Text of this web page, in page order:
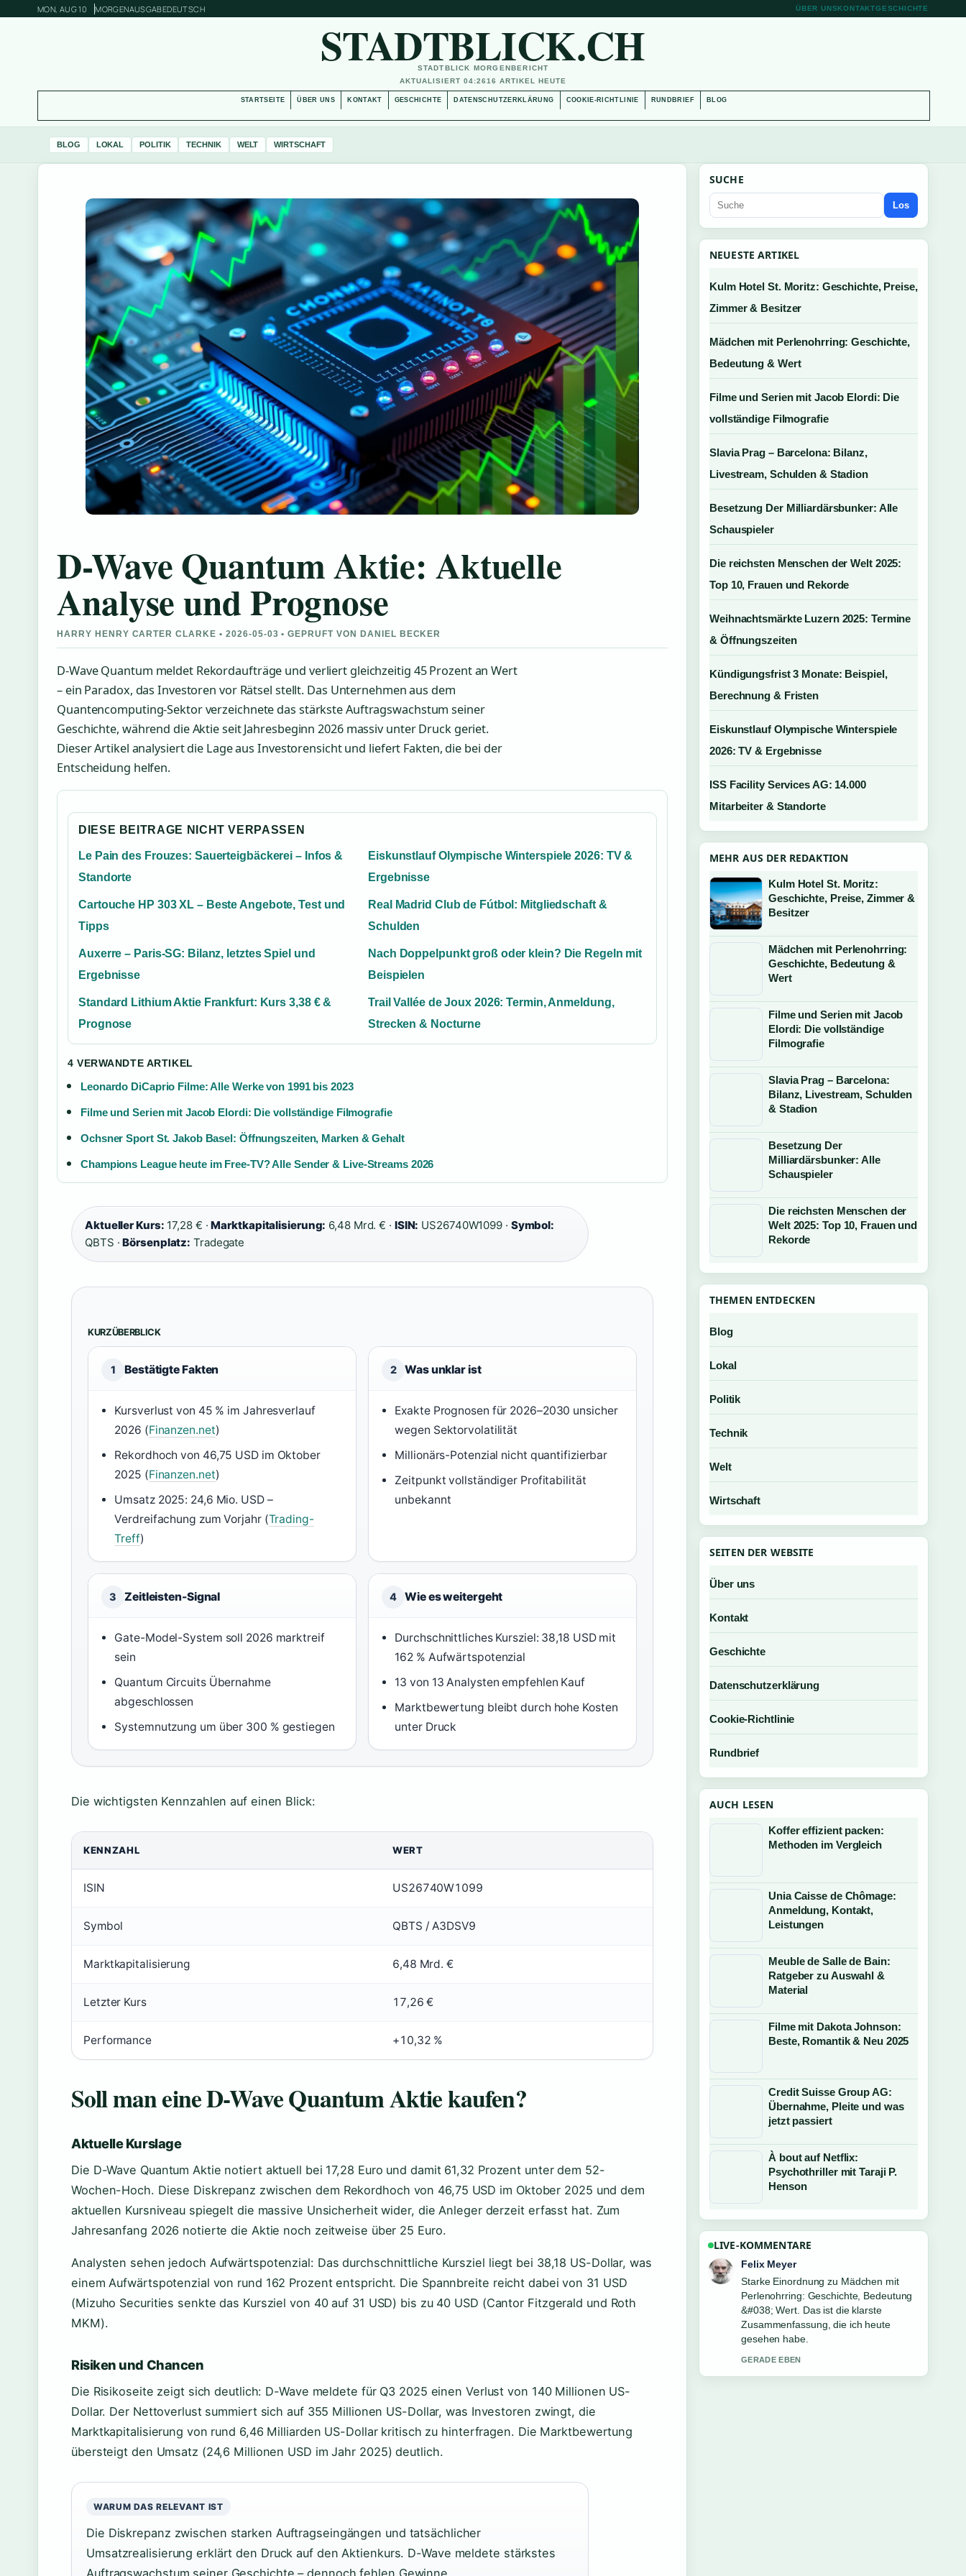
MON, AUG 10 MORGENAUSGABEDEUTSCH ÜBER UNSKONTAKTGESCHICHTE
STADTBLICK.CH
STADTBLICK MORGENBERICHT
AKTUALISIERT 04:2616 ARTIKEL HEUTE
STARTSEITE ÜBER UNS KONTAKT GESCHICHTE DATENSCHUTZERKLÄRUNG COOKIE-RICHTLINIE RUNDBRIEF BLOG
BLOG LOKAL POLITIK TECHNIK WELT WIRTSCHAFT
D-Wave Quantum Aktie: Aktuelle
Analyse und Prognose
HARRY HENRY CARTER CLARKE • 2026-05-03 • GEPRUFT VON DANIEL BECKER
D-Wave Quantum meldet Rekordaufträge und verliert gleichzeitig 45 Prozent an Wert
– ein Paradox, das Investoren vor Rätsel stellt. Das Unternehmen aus dem
Quantencomputing-Sektor verzeichnete das stärkste Auftragswachstum seiner
Geschichte, während die Aktie seit Jahresbeginn 2026 massiv unter Druck geriet.
Dieser Artikel analysiert die Lage aus Investorensicht und liefert Fakten, die bei der
Entscheidung helfen.
DIESE BEITRAGE NICHT VERPASSEN
Le Pain des Frouzes: Sauerteigbäckerei – Infos &
Standorte
Eiskunstlauf Olympische Winterspiele 2026: TV &
Ergebnisse
Cartouche HP 303 XL – Beste Angebote, Test und
Tipps
Real Madrid Club de Fútbol: Mitgliedschaft &
Schulden
Auxerre – Paris-SG: Bilanz, letztes Spiel und
Ergebnisse
Nach Doppelpunkt groß oder klein? Die Regeln mit
Beispielen
Standard Lithium Aktie Frankfurt: Kurs 3,38 € &
Prognose
Trail Vallée de Joux 2026: Termin, Anmeldung,
Strecken & Nocturne
4 VERWANDTE ARTIKEL
Leonardo DiCaprio Filme: Alle Werke von 1991 bis 2023
Filme und Serien mit Jacob Elordi: Die vollständige Filmografie
Ochsner Sport St. Jakob Basel: Öffnungszeiten, Marken & Gehalt
Champions League heute im Free-TV? Alle Sender & Live-Streams 2026
Aktueller Kurs: 17,28 € ·Marktkapitalisierung: 6,48 Mrd. € · ISIN: US26740W1099 · Symbol:
QBTS ·Börsenplatz: Tradegate
KURZÜBERBLICK
1 Bestätigte Fakten
Kursverlust von 45 % im Jahresverlauf
2026 (Finanzen.net)
Rekordhoch von 46,75 USD im Oktober
2025 (Finanzen.net)
Umsatz 2025: 24,6 Mio. USD –
Verdreifachung zum Vorjahr (Trading-
Treff)
2 Was unklar ist
Exakte Prognosen für 2026–2030 unsicher
wegen Sektorvolatilität
Millionärs-Potenzial nicht quantifizierbar
Zeitpunkt vollständiger Profitabilität
unbekannt
3 Zeitleisten-Signal
Gate-Model-System soll 2026 marktreif
sein
Quantum Circuits Übernahme
abgeschlossen
Systemnutzung um über 300 % gestiegen
4 Wie es weitergeht
Durchschnittliches Kursziel: 38,18 USD mit
162 % Aufwärtspotenzial
13 von 13 Analysten empfehlen Kauf
Marktbewertung bleibt durch hohe Kosten
unter Druck
Die wichtigsten Kennzahlen auf einen Blick:
KENNZAHL WERT
ISIN US26740W1099
Symbol QBTS / A3DSV9
Marktkapitalisierung 6,48 Mrd. €
Letzter Kurs 17,26 €
Performance +10,32 %
Soll man eine D-Wave Quantum Aktie kaufen?
Aktuelle Kurslage
Die D-Wave Quantum Aktie notiert aktuell bei 17,28 Euro und damit 61,32 Prozent unter dem 52-
Wochen-Hoch. Diese Diskrepanz zwischen dem Rekordhoch von 46,75 USD im Oktober 2025 und dem
aktuellen Kursniveau spiegelt die massive Unsicherheit wider, die Anleger derzeit erfasst hat. Zum
Jahresanfang 2026 notierte die Aktie noch zeitweise über 25 Euro.
Analysten sehen jedoch Aufwärtspotenzial: Das durchschnittliche Kursziel liegt bei 38,18 US-Dollar, was
einem Aufwärtspotenzial von rund 162 Prozent entspricht. Die Spannbreite reicht dabei von 31 USD
(Mizuho Securities senkte das Kursziel von 40 auf 31 USD) bis zu 40 USD (Cantor Fitzgerald und Roth
MKM).
Risiken und Chancen
Die Risikoseite zeigt sich deutlich: D-Wave meldete für Q3 2025 einen Verlust von 140 Millionen US-
Dollar. Der Nettoverlust summiert sich auf 355 Millionen US-Dollar, was Investoren zwingt, die
Marktkapitalisierung von rund 6,46 Milliarden US-Dollar kritisch zu hinterfragen. Die Marktbewertung
übersteigt den Umsatz (24,6 Millionen USD im Jahr 2025) deutlich.
WARUM DAS RELEVANT IST
Die Diskrepanz zwischen starken Auftragseingängen und tatsächlicher
Umsatzrealisierung erklärt den Druck auf den Aktienkurs. D-Wave meldete stärkstes
SUCHE
Los
NEUESTE ARTIKEL
Kulm Hotel St. Moritz: Geschichte, Preise,
Zimmer & Besitzer
Mädchen mit Perlenohrring: Geschichte,
Bedeutung & Wert
Filme und Serien mit Jacob Elordi: Die
vollständige Filmografie
Slavia Prag – Barcelona: Bilanz,
Livestream, Schulden & Stadion
Besetzung Der Milliardärsbunker: Alle
Schauspieler
Die reichsten Menschen der Welt 2025:
Top 10, Frauen und Rekorde
Weihnachtsmärkte Luzern 2025: Termine
& Öffnungszeiten
Kündigungsfrist 3 Monate: Beispiel,
Berechnung & Fristen
Eiskunstlauf Olympische Winterspiele
2026: TV & Ergebnisse
ISS Facility Services AG: 14.000
Mitarbeiter & Standorte
MEHR AUS DER REDAKTION
Kulm Hotel St. Moritz:
Geschichte, Preise, Zimmer &
Besitzer
Mädchen mit Perlenohrring:
Geschichte, Bedeutung &
Wert
Filme und Serien mit Jacob
Elordi: Die vollständige
Filmografie
Slavia Prag – Barcelona:
Bilanz, Livestream, Schulden
& Stadion
Besetzung Der
Milliardärsbunker: Alle
Schauspieler
Die reichsten Menschen der
Welt 2025: Top 10, Frauen und
Rekorde
THEMEN ENTDECKEN
Blog
Lokal
Politik
Technik
Welt
Wirtschaft
SEITEN DER WEBSITE
Über uns
Kontakt
Geschichte
Datenschutzerklärung
Cookie-Richtlinie
Rundbrief
AUCH LESEN
Koffer effizient packen:
Methoden im Vergleich
Unia Caisse de Chômage:
Anmeldung, Kontakt,
Leistungen
Meuble de Salle de Bain:
Ratgeber zu Auswahl &
Material
Filme mit Dakota Johnson:
Beste, Romantik & Neu 2025
Credit Suisse Group AG:
Übernahme, Pleite und was
jetzt passiert
À bout auf Netflix:
Psychothriller mit Taraji P.
Henson
LIVE-KOMMENTARE
Laura Becker
Verfolge Filme und Serien mit Jacob
Elordi: Die... genau – schaetze den
ausgewogenen Ton hier.
3 MIN ZUVOR